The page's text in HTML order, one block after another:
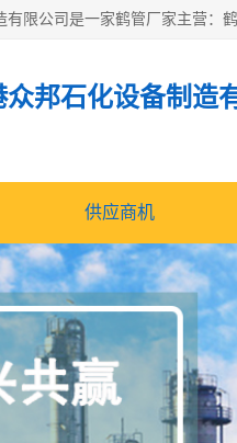
众邦石化设备制造
供应商机